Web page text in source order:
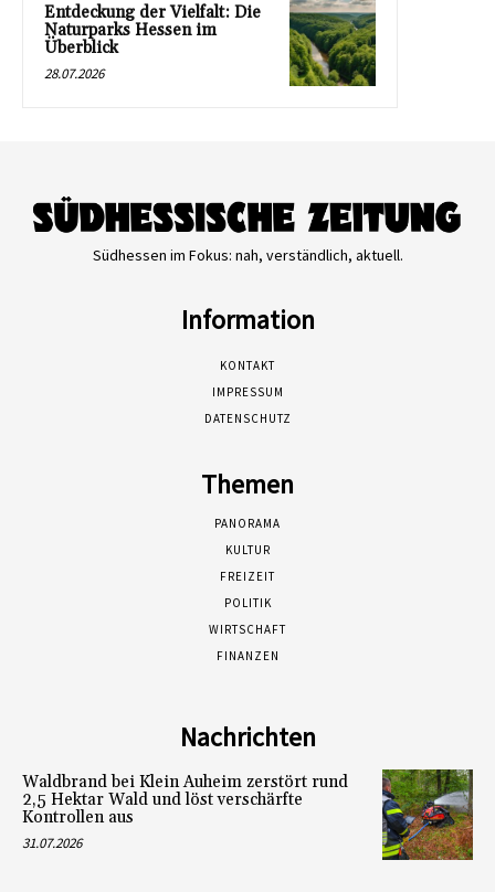
Entdeckung der Vielfalt: Die
Naturparks Hessen im
Überblick
28.07.2026
Südhessen im Fokus: nah, verständlich, aktuell.
Information
KONTAKT
IMPRESSUM
DATENSCHUTZ
Themen
PANORAMA
KULTUR
FREIZEIT
POLITIK
WIRTSCHAFT
FINANZEN
Nachrichten
Waldbrand bei Klein Auheim zerstört rund
2,5 Hektar Wald und löst verschärfte
Kontrollen aus
31.07.2026